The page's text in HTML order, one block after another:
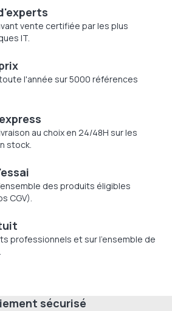
vente certifiée par les plus
IT.
l'année sur 5000 références
au choix en 24/48H sur les
stock.
des produits éligibles
CGV).
professionnels et sur l'ensemble de
sécurisé